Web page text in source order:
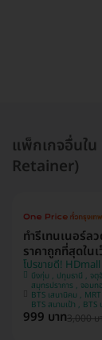
แพ็กเกจอื่นใ
Retainer)
ทำรีเทนเนอร์ล
ราคาถูกที่สุดใน
โปรขายดี! HDmall
บึงกุ่ม , ปทุมธานี , จตุจักร , บางบอน , ลาดพร้าว , คันนายาว , ปทุมวัน ,
สมุทรปราการ , จอมทอง , พญาไท , ภาษีเจริญ , พระโขนง , ราษฎร์บูรณะ ,
BTS เสนานิคม , MRT ลาดพร้าว , BTS สนามกีฬาแห่งชาติ , BTS สยาม ,
BTS สนามเป้า , BTS บางหว้า , MRT บางไผ่ , MRT บางหว้า , BTS บางจาก ,
BTS พญาไท , BTS ปุณณวิถี , BTS อุดมสุข , BTS บางนา , BTS ศรีนครินทร์
, BTS สะพานควาย
999 บาท3,000 บ